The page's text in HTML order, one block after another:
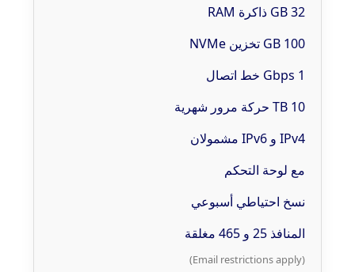
32 GB ذاكرة RAM
100 GB تخزين NVMe
1 Gbps خط اتصال
10 TB حركة مرور شهرية
IPv4 و IPv6 مشمولان
مع لوحة التحكم
نسخ احتياطي أسبوعي
المنافذ 25 و 465 مغلقة
(Email restrictions apply)